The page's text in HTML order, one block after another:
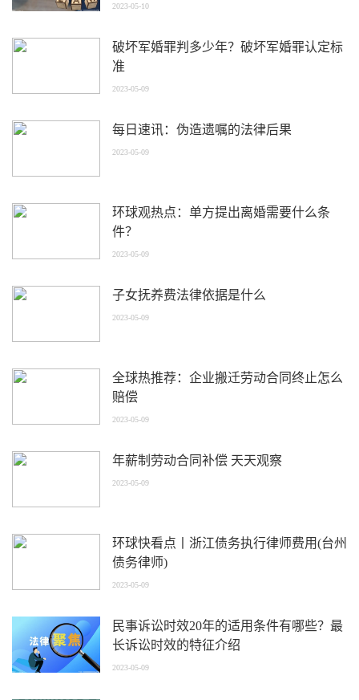
2023-05-10
破坏军婚罪判多少年？破坏军婚罪认定标
准
2023-05-09
每日速讯：伪造遗嘱的法律后果
2023-05-09
环球观热点：单方提出离婚需要什么条
件？
2023-05-09
子女抚养费法律依据是什么
2023-05-09
全球热推荐：企业搬迁劳动合同终止怎么
赔偿
2023-05-09
年薪制劳动合同补偿 天天观察
2023-05-09
环球快看点丨浙江债务执行律师费用(台州
债务律师)
2023-05-09
民事诉讼时效20年的适用条件有哪些？最
长诉讼时效的特征介绍
2023-05-09